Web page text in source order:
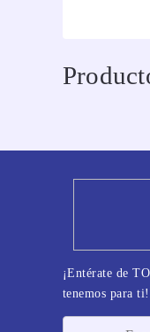
¡Entérate de
tenemos para ti!